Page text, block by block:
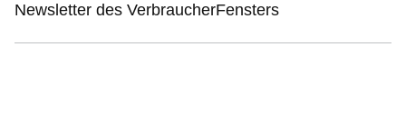
Newsletter des VerbraucherFensters